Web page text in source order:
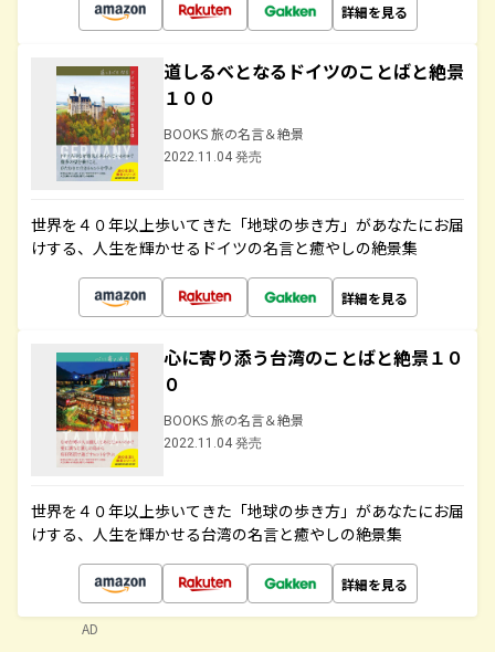
詳細を見る
道しるべとなるドイツのことばと絶景
１００
BOOKS 旅の名言＆絶景
2022.11.04 発売
世界を４０年以上歩いてきた「地球の歩き方」があなたにお届
けする、人生を輝かせるドイツの名言と癒やしの絶景集
詳細を見る
心に寄り添う台湾のことばと絶景１０
０
BOOKS 旅の名言＆絶景
2022.11.04 発売
世界を４０年以上歩いてきた「地球の歩き方」があなたにお届
けする、人生を輝かせる台湾の名言と癒やしの絶景集
詳細を見る
AD